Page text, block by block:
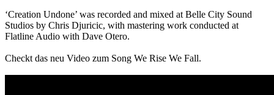
‘Creation Undone’ was recorded and mixed at Belle City Sound
Studios by Chris Djuricic, with mastering work conducted at
Flatline Audio with Dave Otero.
Checkt das neu Video zum Song We Rise We Fall.